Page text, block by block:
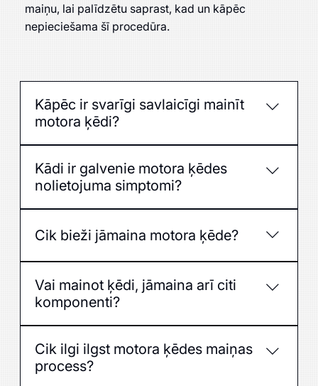
maiņu, lai palīdzētu saprast, kad un kāpēc
nepieciešama šī procedūra.
Kāpēc ir svarīgi savlaicīgi mainīt
motora ķēdi?
izstaipīšanos, kas var izraisīt nopietnus dzinēja
bojājumus.
Kādi ir galvenie motora ķēdes
nolietojuma simptomi?
Engine” lampiņa vai nestabila motora darbība.
Cik bieži jāmaina motora ķēde?
precīzu intervālu nosaka ražotājs vai auto
ekspluatācijas apstākļi.
Vai mainot ķēdi, jāmaina arī citi
komponenti?
vadotnes, blīvslēgus un dažreiz arī eļļas sūkņa
piedziņu.
Cik ilgi ilgst motora ķēdes maiņas
process?